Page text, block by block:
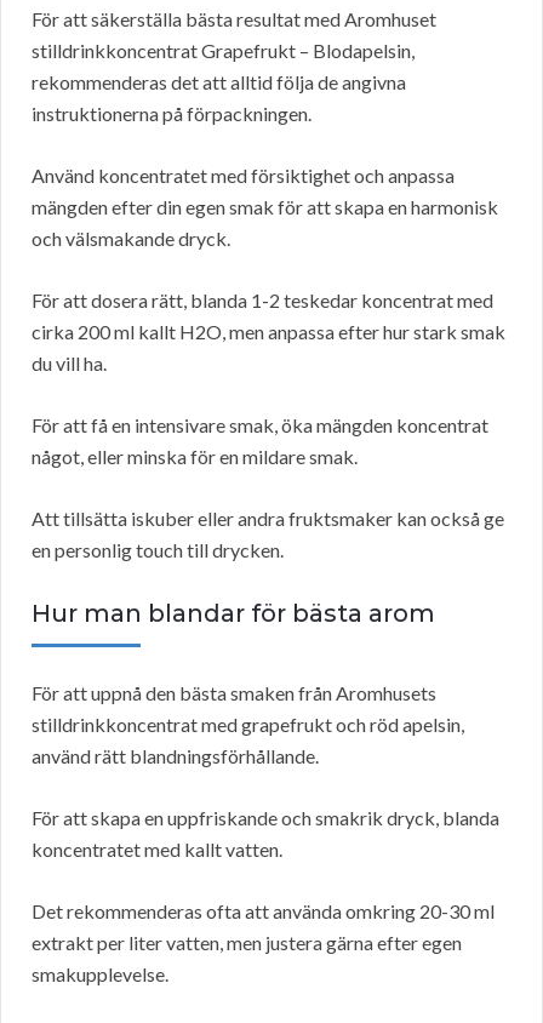
För att säkerställa bästa resultat med Aromhuset
stilldrinkkoncentrat Grapefrukt – Blodapelsin,
rekommenderas det att alltid följa de angivna
instruktionerna på förpackningen.
Använd koncentratet med försiktighet och anpassa
mängden efter din egen smak för att skapa en harmonisk
och välsmakande dryck.
För att dosera rätt, blanda 1-2 teskedar koncentrat med
cirka 200 ml kallt H2O, men anpassa efter hur stark smak
du vill ha.
För att få en intensivare smak, öka mängden koncentrat
något, eller minska för en mildare smak.
Att tillsätta iskuber eller andra fruktsmaker kan också ge
en personlig touch till drycken.
Hur man blandar för bästa arom
För att uppnå den bästa smaken från Aromhusets
stilldrinkkoncentrat med grapefrukt och röd apelsin,
använd rätt blandningsförhållande.
För att skapa en uppfriskande och smakrik dryck, blanda
koncentratet med kallt vatten.
Det rekommenderas ofta att använda omkring 20-30 ml
extrakt per liter vatten, men justera gärna efter egen
smakupplevelse.